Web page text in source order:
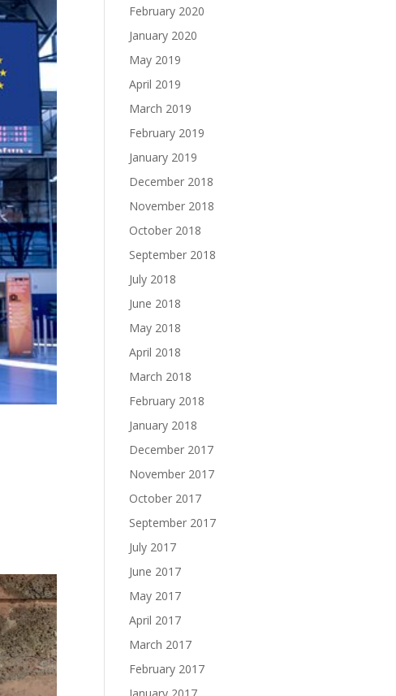
February 2020
January 2020
May 2019
April 2019
March 2019
February 2019
January 2019
December 2018
November 2018
October 2018
September 2018
July 2018
June 2018
May 2018
April 2018
March 2018
February 2018
January 2018
December 2017
November 2017
October 2017
September 2017
July 2017
June 2017
May 2017
April 2017
March 2017
February 2017